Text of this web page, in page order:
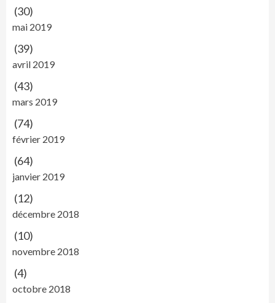
(30)
mai 2019
(39)
avril 2019
(43)
mars 2019
(74)
février 2019
(64)
janvier 2019
(12)
décembre 2018
(10)
novembre 2018
(4)
octobre 2018